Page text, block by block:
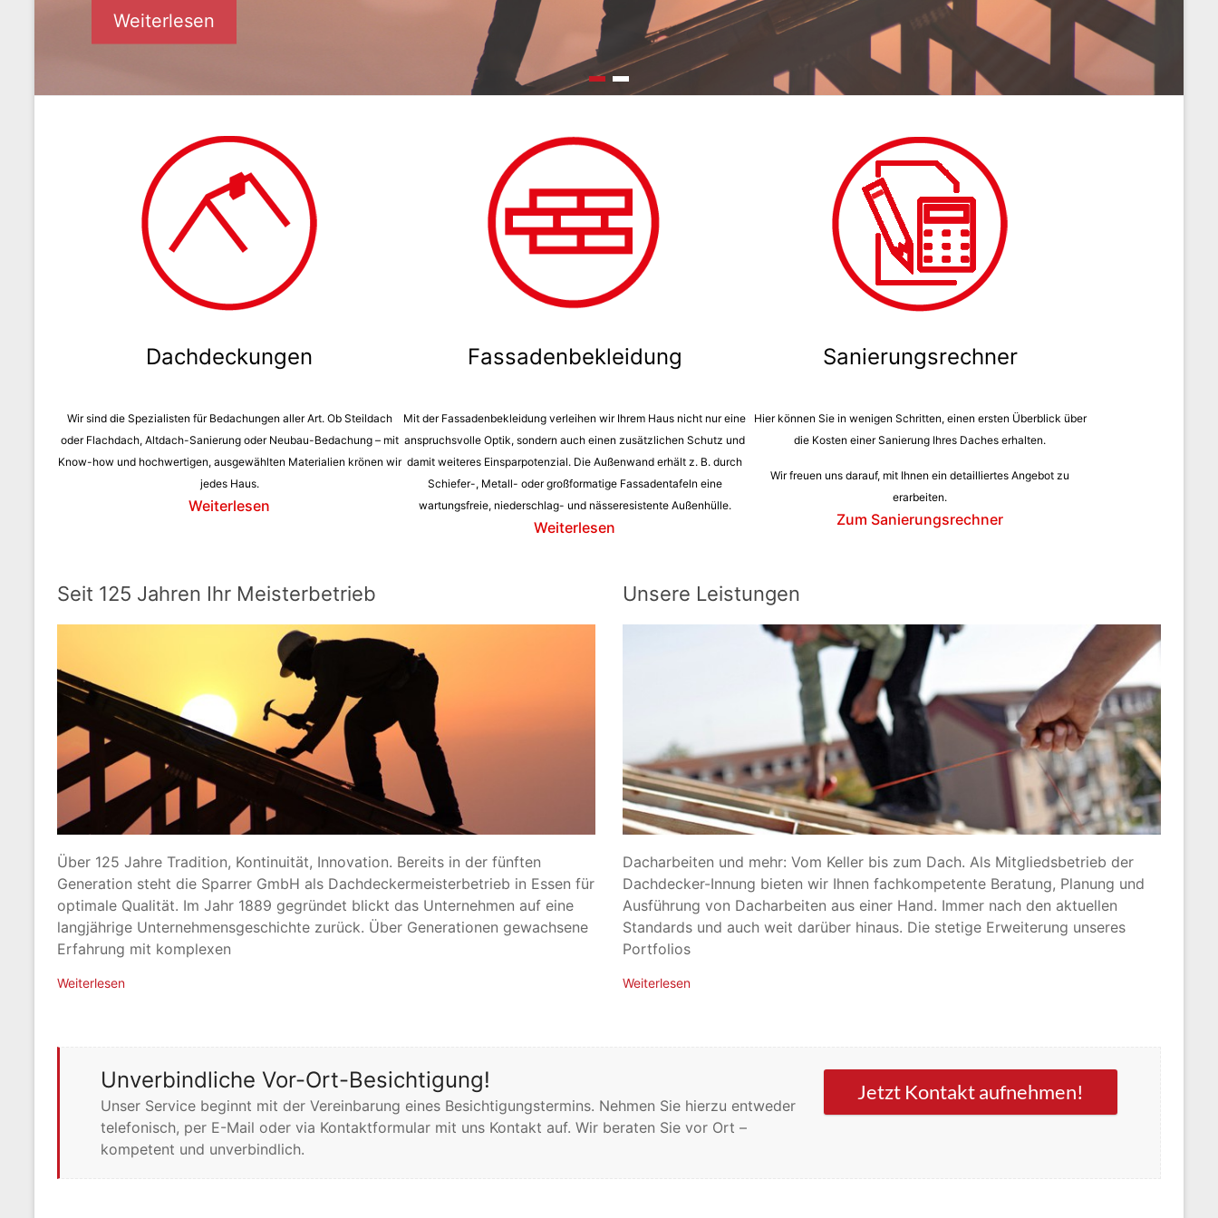
Weiterlesen
Dachdeckungen
Wir sind die Spezialisten für Bedachungen aller Art. Ob Steildach
oder Flachdach, Altdach-Sanierung oder Neubau-Bedachung – mit
Know-how und hochwertigen, ausgewählten Materialien krönen wir
jedes Haus.
Weiterlesen
Fassadenbekleidung
Mit der Fassadenbekleidung verleihen wir Ihrem Haus nicht nur eine
anspruchsvolle Optik, sondern auch einen zusätzlichen Schutz und
damit weiteres Einsparpotenzial. Die Außenwand erhält z. B. durch
Schiefer-, Metall- oder großformatige Fassadentafeln eine
wartungsfreie, niederschlag- und nässeresistente Außenhülle.
Weiterlesen
Sanierungsrechner
Hier können Sie in wenigen Schritten, einen ersten Überblick über
die Kosten einer Sanierung Ihres Daches erhalten.
Wir freuen uns darauf, mit Ihnen ein detailliertes Angebot zu
erarbeiten.
Zum Sanierungsrechner
Seit 125 Jahren Ihr Meisterbetrieb
Über 125 Jahre Tradition, Kontinuität, Innovation. Bereits in der fünften
Generation steht die Sparrer GmbH als Dachdeckermeisterbetrieb in Essen für
optimale Qualität. Im Jahr 1889 gegründet blickt das Unternehmen auf eine
langjährige Unternehmensgeschichte zurück. Über Generationen gewachsene
Erfahrung mit komplexen
Weiterlesen
Unsere Leistungen
Dacharbeiten und mehr: Vom Keller bis zum Dach. Als Mitgliedsbetrieb der
Dachdecker-Innung bieten wir Ihnen fachkompetente Beratung, Planung und
Ausführung von Dacharbeiten aus einer Hand. Immer nach den aktuellen
Standards und auch weit darüber hinaus. Die stetige Erweiterung unseres
Portfolios
Weiterlesen
Unverbindliche Vor-Ort-Besichtigung!
Unser Service beginnt mit der Vereinbarung eines Besichtigungstermins. Nehmen Sie hierzu entweder
telefonisch, per E-Mail oder via Kontaktformular mit uns Kontakt auf. Wir beraten Sie vor Ort –
kompetent und unverbindlich.
Jetzt Kontakt aufnehmen!